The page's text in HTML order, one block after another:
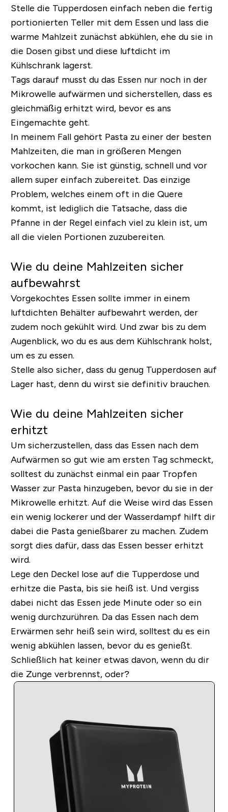
Stelle die Tupperdosen einfach neben die fertig
portionierten Teller mit dem Essen und lass die
warme Mahlzeit zunächst abkühlen, ehe du sie in
die Dosen gibst und diese luftdicht im
Kühlschrank lagerst.
Tags darauf musst du das Essen nur noch in der
Mikrowelle aufwärmen und sicherstellen, dass es
gleichmäßig erhitzt wird, bevor es ans
Eingemachte geht.
In meinem Fall gehört Pasta zu einer der besten
Mahlzeiten, die man in größeren Mengen
vorkochen kann. Sie ist günstig, schnell und vor
allem super einfach zubereitet. Das einzige
Problem, welches einem oft in die Quere
kommt, ist lediglich die Tatsache, dass die
Pfanne in der Regel einfach viel zu klein ist, um
all die vielen Portionen zuzubereiten.
Wie du deine Mahlzeiten sicher
aufbewahrst
Vorgekochtes Essen sollte immer in einem
luftdichten Behälter aufbewahrt werden, der
zudem noch gekühlt wird. Und zwar bis zu dem
Augenblick, wo du es aus dem Kühlschrank holst,
um es zu essen.
Stelle also sicher, dass du genug Tupperdosen auf
Lager hast, denn du wirst sie definitiv brauchen.
Wie du deine Mahlzeiten sicher
erhitzt
Um sicherzustellen, dass das Essen nach dem
Aufwärmen so gut wie am ersten Tag schmeckt,
solltest du zunächst einmal ein paar Tropfen
Wasser zur Pasta hinzugeben, bevor du sie in der
Mikrowelle erhitzt. Auf die Weise wird das Essen
ein wenig lockerer und der Wasserdampf hilft dir
dabei die Pasta genießbarer zu machen. Zudem
sorgt dies dafür, dass das Essen besser erhitzt
wird.
Lege den Deckel lose auf die Tupperdose und
erhitze die Pasta, bis sie heiß ist. Und vergiss
dabei nicht das Essen jede Minute oder so ein
wenig durchzurühren. Da das Essen nach dem
Erwärmen sehr heiß sein wird, solltest du es ein
wenig abkühlen lassen, bevor du es genießt.
Schließlich hat keiner etwas davon, wenn du dir
die Zunge verbrennst, oder?